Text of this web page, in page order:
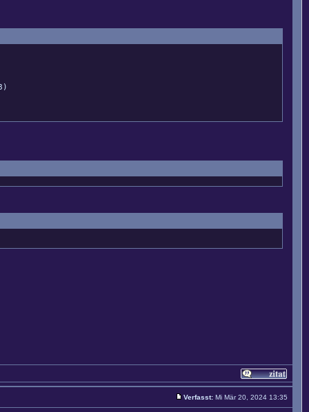
Verfasst: Mi Mär 20, 2024 13:35